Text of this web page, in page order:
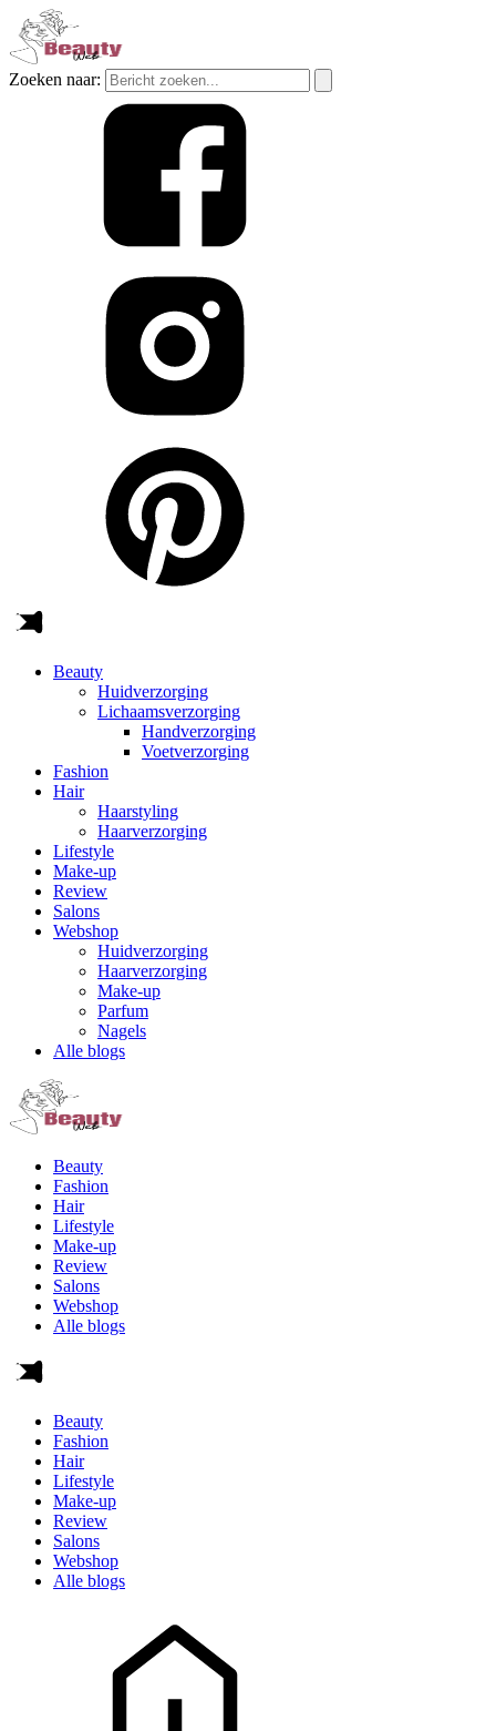
Zoeken naar:
Beauty
Huidverzorging
Lichaamsverzorging
Handverzorging
Voetverzorging
Fashion
Hair
Haarstyling
Haarverzorging
Lifestyle
Make-up
Review
Salons
Webshop
Huidverzorging
Haarverzorging
Make-up
Parfum
Nagels
Alle blogs
Beauty
Fashion
Hair
Lifestyle
Make-up
Review
Salons
Webshop
Alle blogs
Beauty
Fashion
Hair
Lifestyle
Make-up
Review
Salons
Webshop
Alle blogs